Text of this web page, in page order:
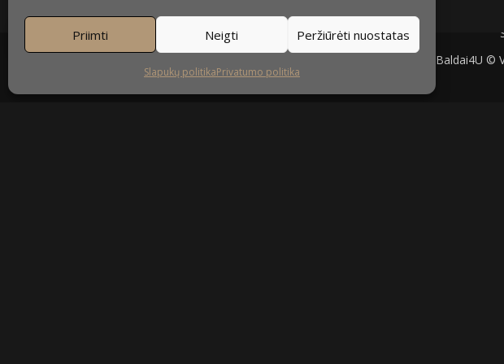
Priimti Neigti Peržiūrėti nuostatas
Slapukų politikaPrivatumo politika
Baldai4U ©